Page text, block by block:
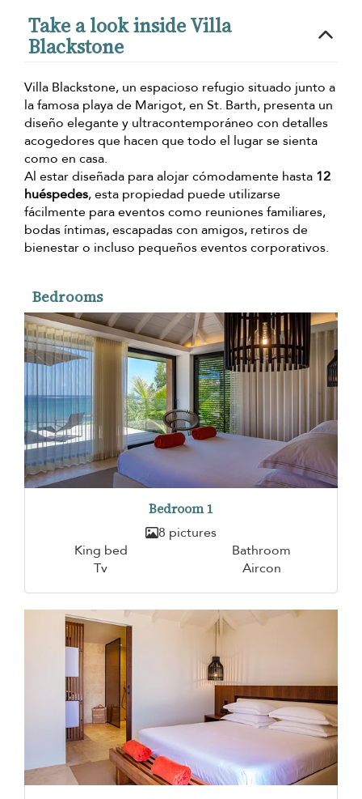
Take a look inside Villa
Blackstone
Villa Blackstone, un espacioso refugio situado junto a
la famosa playa de Marigot, en St. Barth, presenta un
diseño elegante y ultracontemporáneo con detalles
acogedores que hacen que todo el lugar se sienta
como en casa.
Al estar diseñada para alojar cómodamente hasta 12
huéspedes, esta propiedad puede utilizarse
fácilmente para eventos como reuniones familiares,
bodas íntimas, escapadas con amigos, retiros de
bienestar o incluso pequeños eventos corporativos.
Bedrooms
Bedroom 1
8 pictures
King bed
Bathroom
Tv
Aircon